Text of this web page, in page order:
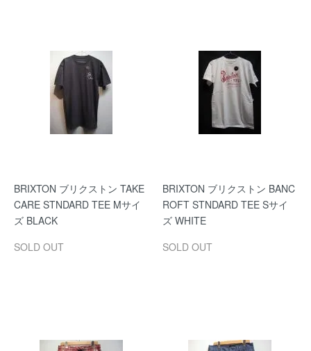
BRIXTON ブリクストン TAKE
CARE STNDARD TEE Mサイ
ズ BLACK
SOLD OUT
BRIXTON ブリクストン BANC
ROFT STNDARD TEE Sサイ
ズ WHITE
SOLD OUT